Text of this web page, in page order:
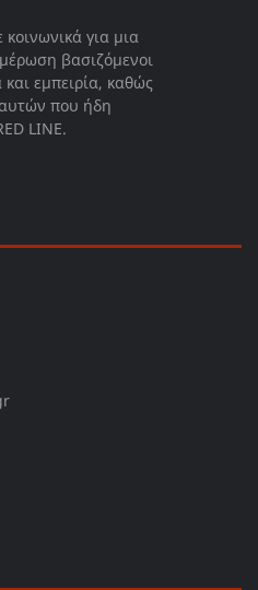
για μια
βασιζόμενοι
εμπειρία, καθώς
που ήδη
LINE.